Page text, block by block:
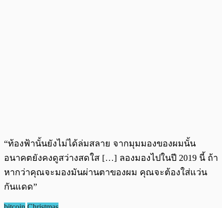
“ท้องฟ้านั้นยังไม่ได้ล่มสลาย จากมุมมองของผมนั้น
อนาคตยังคงดูสว่างสดใส […] ลองมองไปในปี 2019 นี้ ถ้า
หากว่าคุณจะมองมันผ่านตาของผม คุณจะต้องใส่แว่น
กันแดด”